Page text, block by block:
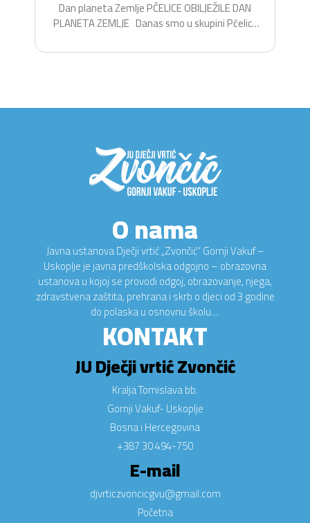
Dan planeta Zemlje PČELICE OBILJEŽILE DAN
PLANETA ZEMLJE Danas smo u skupini Pčelice
O nama
Javna ustanova Dječji vrtić „Zvončić“ Gornji Vakuf –
Uskoplje je javna predškolska odgojno – obrazovna
ustanova u kojoj se provodi odgoj, obrazovanje, njega,
zdravstvena zaštita, prehrana i skrb o djeci od 3 godine
do polaska u osnovnu školu....
KONTAKT
JU Dječji vrtić Zvončić
Kralja Tomislava bb.
Gornji Vakuf- Uskoplje
Bosna i Hercegovina
+387 30 494-750
E-mail
djvrticzvoncicgvu@gmail.com
Početna